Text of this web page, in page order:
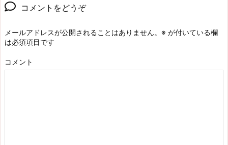
コメントをどうぞ
メールアドレスが公開されることはありません。 ※ が付いている欄
は必須項目です
コメント